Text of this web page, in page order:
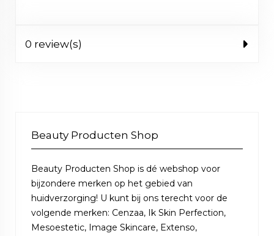
0 review(s)
Beauty Producten Shop
Beauty Producten Shop is dé webshop voor
bijzondere merken op het gebied van
huidverzorging! U kunt bij ons terecht voor de
volgende merken: Cenzaa, Ik Skin Perfection,
Mesoestetic, Image Skincare, Extenso,